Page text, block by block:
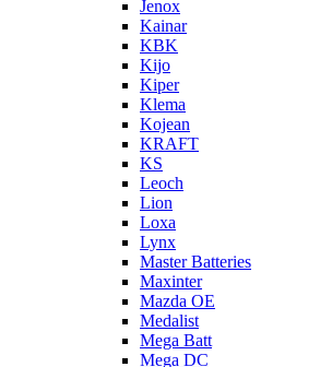
Jenox
Kainar
KBK
Kijo
Kiper
Klema
Kojean
KRAFT
KS
Leoch
Lion
Loxa
Lynx
Master Batteries
Maxinter
Mazda OE
Medalist
Mega Batt
Mega DC